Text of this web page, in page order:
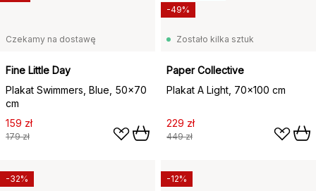
Czekamy na dostawę
Fine Little Day
Plakat Swimmers, Blue, 50x70
cm
159 zł
179 zł
Zostało kilka sztuk
Paper Collective
Plakat A Light, 70x100 cm
229 zł
449 zł
-49%
-32% -12%